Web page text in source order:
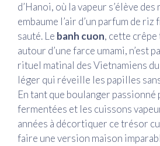
d’Hanoi, où la vapeur s’élève
embaume l’air d’un parfum de
sauté. Le banh cuon, cette
autour d’une farce umami, n’est
rituel matinal des Vietnamiens
léger qui réveille les papilles
En tant que boulanger passionné
fermentées et les cuissons
années à décortiquer ce trésor
faire une version maison